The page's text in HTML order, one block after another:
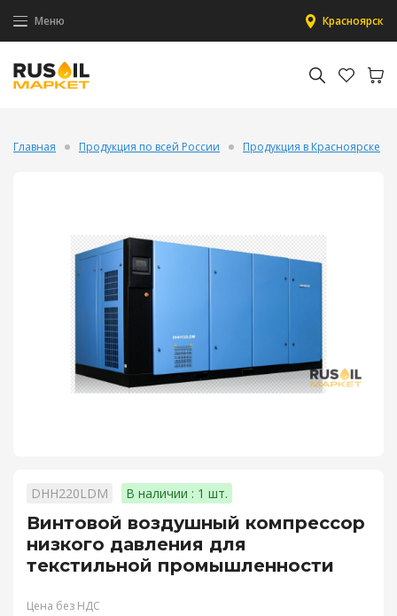
Меню Красноярск
Главная Продукция по всей России Продукция в Красноярске
DHH220LDM В наличии : 1 шт.
Винтовой воздушный компрессор
низкого давления для
текстильной промышленности
Цена без НДС